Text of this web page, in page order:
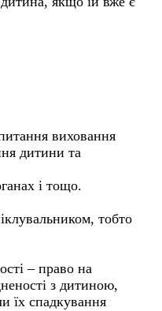
виховання
дитини та
і тощо.
тобто
– право на
з дитиною,
їх спадкування